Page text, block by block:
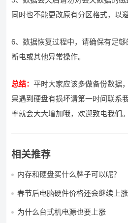
同时也不能更改原有分区格式，以
6、数据恢复过程中，请确保有足
断电或其他异常操作。
总结：平时大家应该多做备份数据
果遇到硬盘有损坏请第一时间联系
率就会大大增加哦，欢迎致电我们。
相关推荐
内存和硬盘买什么牌子可以呢？
春节后电脑硬件价格还会继续上涨
为什么台式机电源也要上涨